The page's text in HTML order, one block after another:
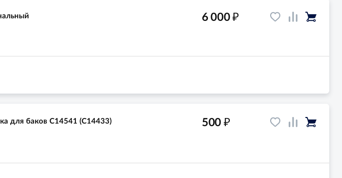
6 000₽
для баков C14541 (C14433) 500 ₽